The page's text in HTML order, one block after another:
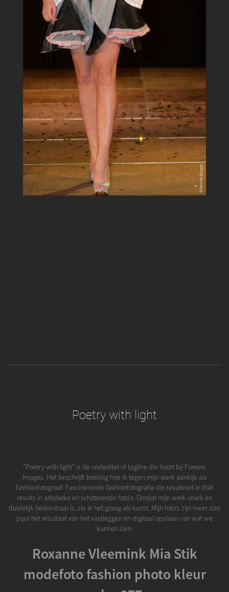
Poetry with light
"Poetry with light" is de ondertitel of tagline die hoort bij Forever
Images. Het beschrijft beeldig hoe ik tegen mijn werk aankijk als
fashionfotograaf. Fascinerende fashionfotografie die resulteert in that
results in artistieke en schitterende foto's. Omdat mijn werk uniek en
duidelijk herkenbaar is, zie ik het graag als kunst. Mijn foto's zijn meer dan
puur het resultaat van het vastleggen en digitaal opslaan van wat we
kunnen zien.
Roxanne Vleemink Mia Stik
modefoto fashion photo kleur